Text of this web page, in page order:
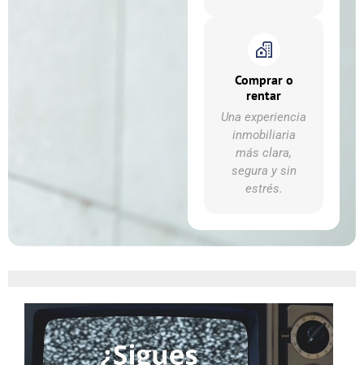
Comprar o
rentar
Una experiencia
inmobiliaria
más clara,
segura y sin
estrés.